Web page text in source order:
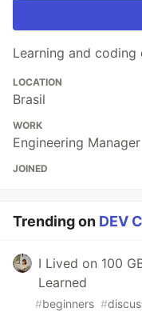
Learning and
LOCATION
Brasil
WORK
Engineering Manager
JOINED
Trending on DEV
I Lived on 100
Learned
#beginners #